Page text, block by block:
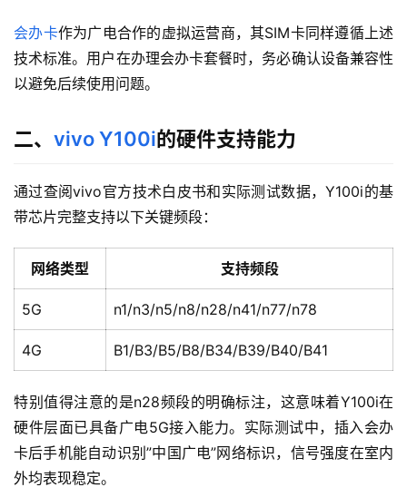
会办卡作为广电合作的虚拟运营商，其SIM卡同样遵循上述
技术标准。用户在办理会办卡套餐时，务必确认设备兼容性
以避免后续使用问题。
二、 vivo Y100i的硬件支持能力
通过查阅vivo官方技术白皮书和实际测试数据，Y100i的基
带芯片完整支持以下关键频段：
网络类型 支持频段
5G n1/n3/n5/n8/n28/n41/n77/n78
4G B1/B3/B5/B8/B34/B39/B40/B41
特别值得注意的是n28频段的明确标注，这意味着Y100i在
硬件层面已具备广电5G接入能力。实际测试中，插入会办
卡后手机能自动识别”中国广电”网络标识，信号强度在室内
外均表现稳定。